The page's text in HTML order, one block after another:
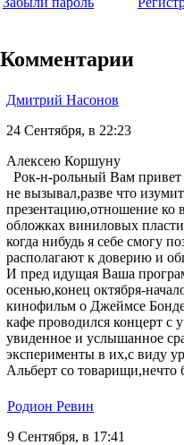
Комментарии
Дмитрий Насонов
24 Сентября, в 22:23
Алексею Коршуну
Рок-н-рольный Вам привет
не вызывал,разве что
презентацию,отношение ко
обложках виниловых
когда нибудь я себе смогу
располагают к доверию и
И пред идущая Ваша
осенью,конец октября-
кинофильм о Джеймсе
кафе проводился концерт с
увиденное и услышанное
эксперименты в их,с виду
Альберт со
Родион Ревин
9 Сентября, в 17:41